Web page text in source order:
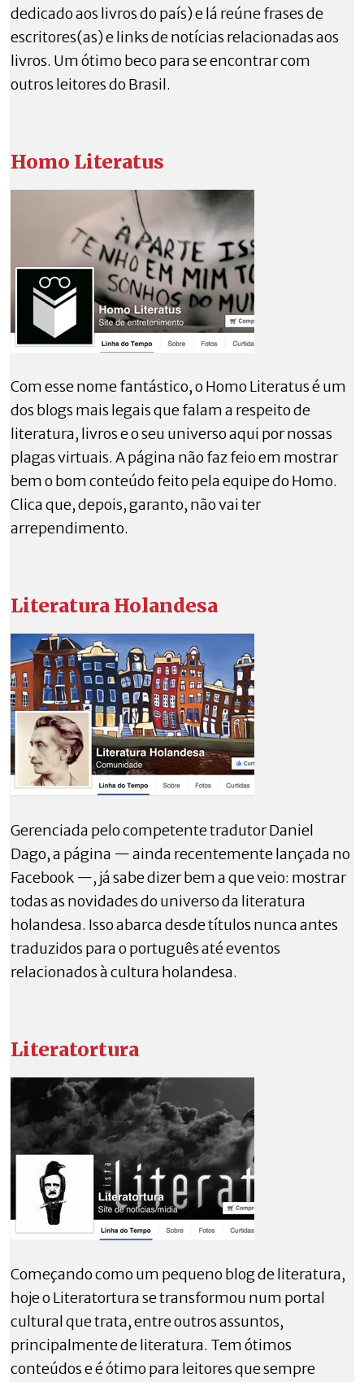
dedicado aos livros do país) e lá reúne frases de
escritores(as) e links de notícias relacionadas aos
livros. Um ótimo beco para se encontrar com
outros leitores do Brasil.
Homo Literatus
Com esse nome fantástico, o Homo Literatus é um
dos blogs mais legais que falam a respeito de
literatura, livros e o seu universo aqui por nossas
plagas virtuais. A página não faz feio em mostrar
bem o bom conteúdo feito pela equipe do Homo.
Clica que, depois, garanto, não vai ter
arrependimento.
Literatura Holandesa
Gerenciada pelo competente tradutor Daniel
Dago, a página — ainda recentemente lançada no
Facebook —, já sabe dizer bem a que veio: mostrar
todas as novidades do universo da literatura
holandesa. Isso abarca desde títulos nunca antes
traduzidos para o português até eventos
relacionados à cultura holandesa.
Literatortura
Começando como um pequeno blog de literatura,
hoje o Literatortura se transformou num portal
cultural que trata, entre outros assuntos,
principalmente de literatura. Tem ótimos
conteúdos e é ótimo para leitores que sempre